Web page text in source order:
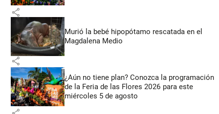
share
Murió la bebé hipopótamo rescatada en el
Magdalena Medio
share
¿Aún no tiene plan? Conozca la programación
de la Feria de las Flores 2026 para este
miércoles 5 de agosto